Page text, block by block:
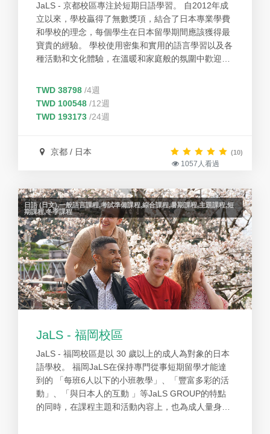
JaLS - 京都校區專注於短期日語學習。 自2012年成
立以來，學校贏得了無數獎項，結合了日本專業學費
和學校的理念，每個學生在日本留學期間應該獲得最
寶貴的經驗。 學校使用密集和實用的語言學習以及各
種活動和文化體驗，在溫暖和家庭般的氛圍中歡迎和
的家庭生活，能夠在將來重返學習，並擁有日本文化
的精彩和深刻的體驗。
TWD 38798 /4週
TWD 100548 /12週
TWD 193173 /24週
京都 / 日本 (10)
1057人看過
日語 (日文),一般語言課程,考試準備課程,綜合課程,暑期課程,主題課程,短
期課程,冬季課程
JaLS - 福岡校區
JaLS - 福岡校區是以 30 歲以上的成人為對象的日本
語學校。 福岡JaLS在保持專門從事短期留學才能達
到的 「每班6人以下的小班教學」、「豐富多彩的活
動」、「與日本人的互動 」等JaLS GROUP的特點
的同時，在課程主題和活動內容上，也為成人量身打